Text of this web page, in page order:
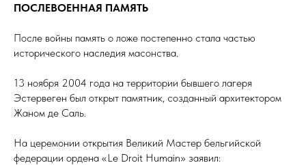
ПОСЛЕВОЕННАЯ ПАМЯТЬ
После войны память о ложе постепенно стала частью
исторического наследия масонства.
13 ноября 2004 года на территории бывшего лагеря
Эстервеген был открыт памятник, созданный архитектором
Жаном де Саль.
На церемонии открытия Великий Мастер бельгийской
федерации ордена «Le Droit Humain» заявил: